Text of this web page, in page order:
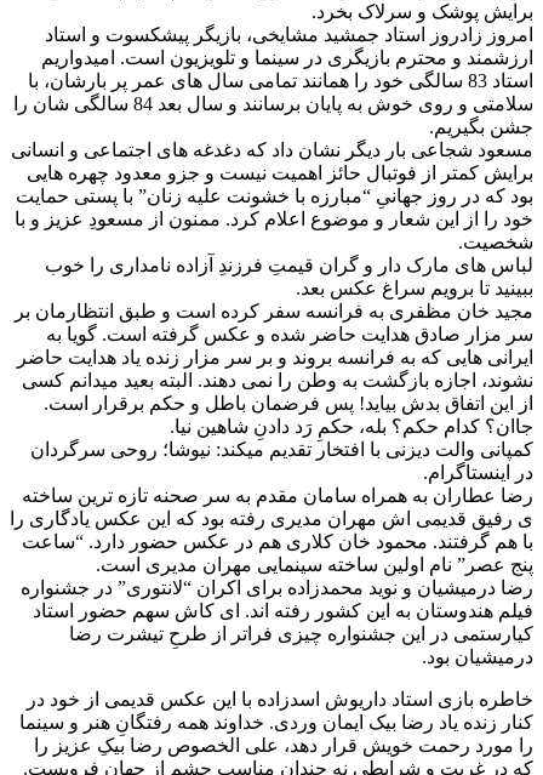
برایش پوشک و سرلاک بخرد.
امروز زادروز استاد جمشید مشایخی، بازیگر پیشکسوت و استاد
ارزشمند و محترم بازیگری در سینما و تلویزیون است. امیدواریم
استاد 83 سالگی خود را همانند تمامی سال های عمر پر بارشان، با
سلامتی و روی خوش به پایان برسانند و سال بعد 84 سالگی شان را
جشن بگیریم.
مسعود شجاعی بار دیگر نشان داد که دغدغه های اجتماعی و انسانی
برایش کمتر از فوتبال حائز اهمیت نیست و جزو معدود چهره هایی
بود که در روز جهانیِ “مبارزه با خشونت علیه زنان” با پستی حمایت
خود را از این شعار و موضوع اعلام کرد. ممنون از مسعودِ عزیز و با
شخصیت.
لباس های مارک دار و گران قیمتِ فرزندِ آزاده نامداری را خوب
ببینید تا برویم سراغ عکس بعد.
مجید خان مظفری به فرانسه سفر کرده است و طبق انتظارمان بر
سر مزار صادق هدایت حاضر شده و عکس گرفته است. گویا به
ایرانی هایی که به فرانسه بروند و بر سر مزار زنده یاد هدایت حاضر
نشوند، اجازه بازگشت به وطن را نمی دهند. البته بعید میدانم کسی
از این اتفاق بدش بیاید! پس فرضمان باطل و حکم برقرار است.
جاان؟ کدام حکم؟ بله، حکمِ رَد دادنِ شاهین نیا.
کمپانی والت دیزنی با افتخار تقدیم میکند: نیوشا؛ روحی سرگردان
در اینستاگرام.
رضا عطاران به همراه سامان مقدم به سر صحنه تازه ترین ساخته
ی رفیق قدیمی اش مهران مدیری رفته بود که این عکس یادگاری را
با هم گرفتند. محمود خان کلاری هم در عکس حضور دارد. “ساعت
پنج عصر” نام اولین ساخته سینمایی مهران مدیری است.
رضا درمیشیان و نوید محمدزاده برای اکران “لانتوری” در جشنواره
فیلم هندوستان به این کشور رفته اند. ای کاش سهم حضور استاد
کیارستمی در این جشنواره چیزی فراتر از طرحِ تیشرت رضا
درمیشیان بود.
خاطره بازی استاد داریوش اسدزاده با این عکس قدیمی از خود در
کنار زنده یاد رضا بیک ایمان وردی. خداوند همه رفتگانِ هنر و سینما
را مورد رحمت خویش قرار دهد، علی الخصوص رضا بیکِ عزیز را
که در غربت و شرایطی نه چندان مناسب چشم از جهان فروبست.